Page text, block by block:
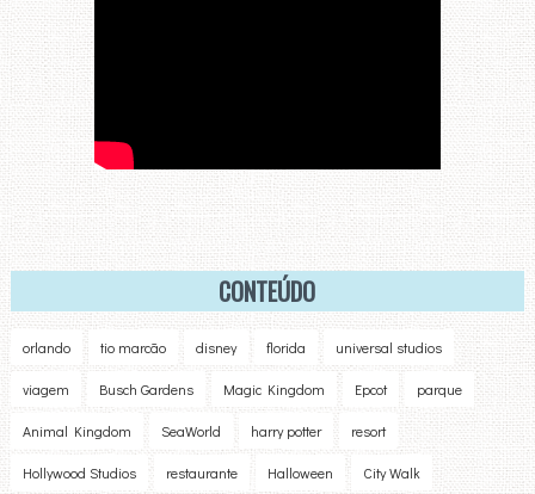
CONTEÚDO
orlando tio marcão disney florida universal studios
viagem Busch Gardens Magic Kingdom Epcot parque
Animal Kingdom SeaWorld harry potter resort
Hollywood Studios restaurante Halloween City Walk